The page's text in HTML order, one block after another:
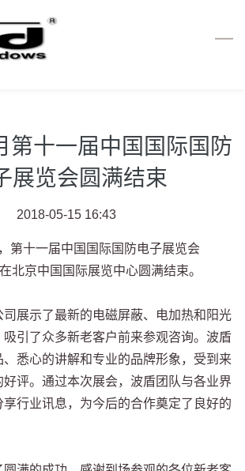
第十一届中国国际国防
展览会圆满结束
2018-05-15 16:43
第十一届中国国际国防电子展览会
北京中国国际展览中心圆满结束。
司展示了最新的电磁屏蔽、电加热和阳光
引了众多新老客户前来参观咨询。波盾
、悉心的讲解和专业的品牌形象，受到来
好评。通过本次展会，波盾团队与各业界
行业讯息，为今后的合作奠定了良好的